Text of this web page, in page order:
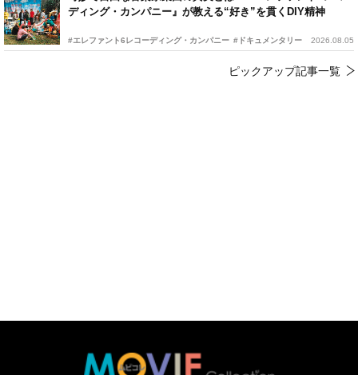
ディング・カンパニー』が教える“好き”を貫くDIY精神
#エレファント6レコーディング・カンパニー #ドキュメンタリー 2026.08.05
ピックアップ記事一覧